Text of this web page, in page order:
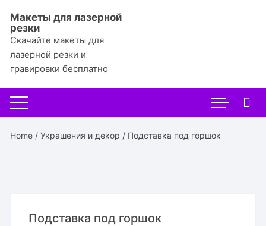
содержимому
Макеты для лазерной
резки
Скачайте макеты для
лазерной резки и
гравировки бесплатно
Home /Украшения и декор / Подставка под горшок
Подставка под горшок